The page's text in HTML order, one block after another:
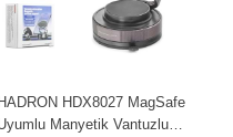
HDX8027 MagSafe
Manyetik Vantuzlu